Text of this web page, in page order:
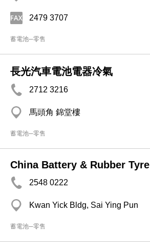
2479 3707
蓄電池─零售
長光汽車電池電器冷氣
2712 3216
馬頭角 錦堂樓
蓄電池─零售
China Battery & Rubber Tyre
2548 0222
Kwan Yick Bldg, Sai Ying Pun
蓄電池─零售